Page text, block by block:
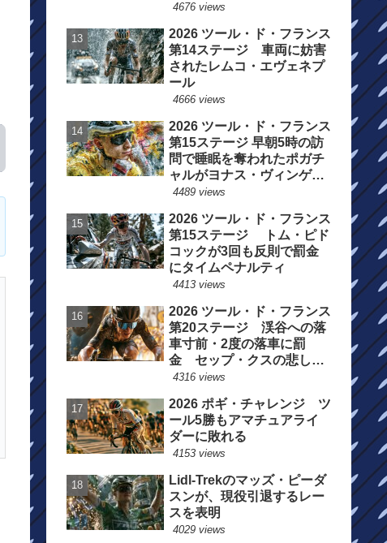
4676 views
2026 ツール・ド・フランス
第14ステージ 車両に妨害
されたレムコ・エヴェネプ
ール
4666 views
2026 ツール・ド・フランス
第15ステージ 早朝5時の訪
問で睡眠を奪われたポガチ
ャルがヨナス・ヴィンゲゴ
ーの離脱を惜しむ
4489 views
2026 ツール・ド・フランス
第15ステージ トム・ピド
コックが3回も反則で罰金
にタイムペナルティ
4413 views
2026 ツール・ド・フランス
第20ステージ 渓谷への落
車寸前・2度の落車に罰
金 セップ・クスの悲しい
一日
4316 views
2026 ポギ・チャレンジ ツ
ール5勝もアマチュアライ
ダーに敗れる
4153 views
Lidl-Trekのマッズ・ピーダ
スンが、現役引退するレー
スを表明
4029 views